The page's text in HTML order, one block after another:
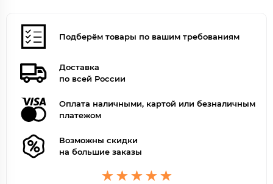
Подберём товары по вашим требованиям
Доставка
по всей России
Оплата наличными, картой или безналичным
платежом
Возможны скидки
на большие заказы